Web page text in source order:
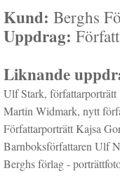
Kund: Berghs
Uppdrag:
Liknande
Ulf Stark, författarporträtt
Martin Widmark, nytt
Författarporträtt Kajsa
Barnboksförfattaren Ulf
Berghs förlag -